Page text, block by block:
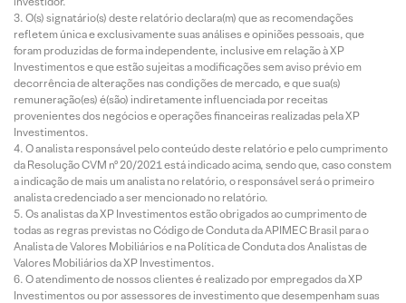
O(s) signatário(s) deste relatório declara(m) que as recomendações
refletem única e exclusivamente suas análises e opiniões pessoais, que
foram produzidas de forma independente, inclusive em relação à XP
Investimentos e que estão sujeitas a modificações sem aviso prévio em
decorrência de alterações nas condições de mercado, e que sua(s)
remuneração(es) é(são) indiretamente influenciada por receitas
provenientes dos negócios e operações financeiras realizadas pela XP
Investimentos.
O analista responsável pelo conteúdo deste relatório e pelo cumprimento
da Resolução CVM nº 20/2021 está indicado acima, sendo que, caso constem
a indicação de mais um analista no relatório, o responsável será o primeiro
analista credenciado a ser mencionado no relatório.
Os analistas da XP Investimentos estão obrigados ao cumprimento de
todas as regras previstas no Código de Conduta da APIMEC Brasil para o
Analista de Valores Mobiliários e na Política de Conduta dos Analistas de
Valores Mobiliários da XP Investimentos.
O atendimento de nossos clientes é realizado por empregados da XP
Investimentos ou por assessores de investimento que desempenham suas